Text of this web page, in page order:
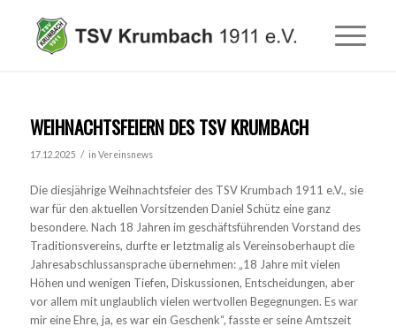
WEIHNACHTSFEIERN DES TSV KRUMBACH
17.12.2025 / in Vereinsnews
Die diesjährige Weihnachtsfeier des TSV Krumbach 1911 e.V., sie
war für den aktuellen Vorsitzenden Daniel Schütz eine ganz
besondere. Nach 18 Jahren im geschäftsführenden Vorstand des
Traditionsvereins, durfte er letztmalig als Vereinsoberhaupt die
Jahresabschlussansprache übernehmen: „18 Jahre mit vielen
Höhen und wenigen Tiefen, Diskussionen, Entscheidungen, aber
vor allem mit unglaublich vielen wertvollen Begegnungen. Es war
mir eine Ehre, ja, es war ein Geschenk“, fasste er seine Amtszeit